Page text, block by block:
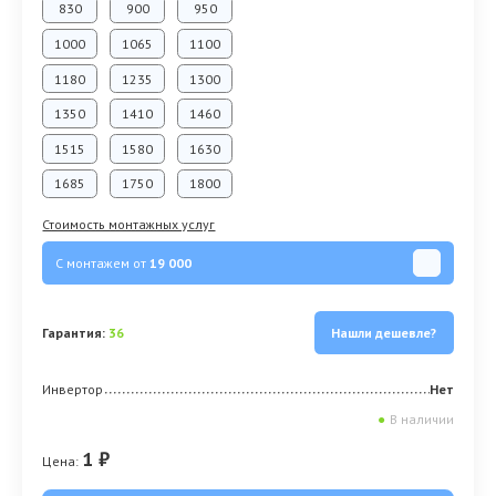
830 900 950
1000 1065 1100
1180 1235 1300
1350 1410 1460
1515 1580 1630
1685 1750 1800
Стоимость монтажных услуг
С монтажем от19 000
Гарантия: 36 Нашли дешевле?
Инвертор
Нет
● В наличии
Цена: 1 ₽